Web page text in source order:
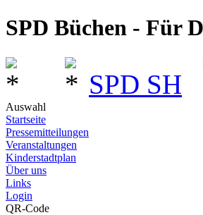
SPD Büchen - Für
SPD SH
Auswahl
Startseite
Pressemitteilungen
Veranstaltungen
Kinderstadtplan
Über uns
Links
Login
QR-Code